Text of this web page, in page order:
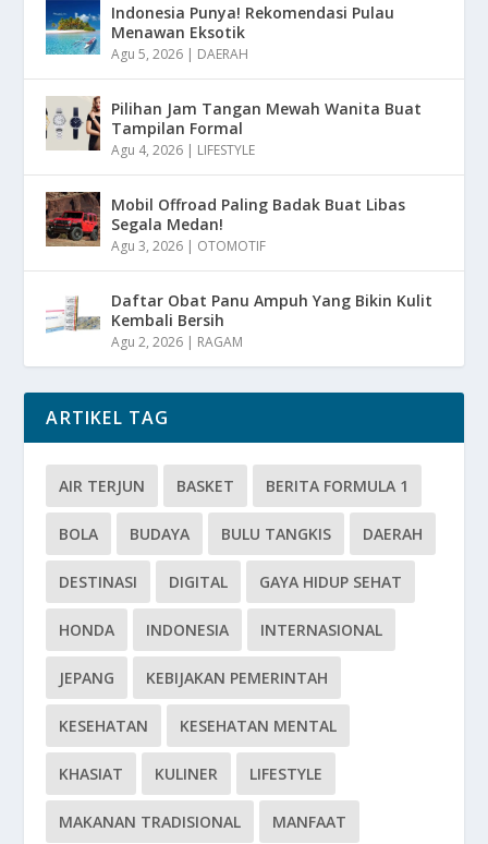
Indonesia Punya! Rekomendasi Pulau
Menawan Eksotik
Agu 5, 2026 | DAERAH
Pilihan Jam Tangan Mewah Wanita Buat
Tampilan Formal
Agu 4, 2026 | LIFESTYLE
Mobil Offroad Paling Badak Buat Libas
Segala Medan!
Agu 3, 2026 | OTOMOTIF
Daftar Obat Panu Ampuh Yang Bikin Kulit
Kembali Bersih
Agu 2, 2026 | RAGAM
ARTIKEL TAG
AIR TERJUN BASKET BERITA FORMULA 1
BOLA BUDAYA BULU TANGKIS DAERAH
DESTINASI DIGITAL GAYA HIDUP SEHAT
HONDA INDONESIA INTERNASIONAL
JEPANG KEBIJAKAN PEMERINTAH
KESEHATAN KESEHATAN MENTAL
KHASIAT KULINER LIFESTYLE
MAKANAN TRADISIONAL MANFAAT